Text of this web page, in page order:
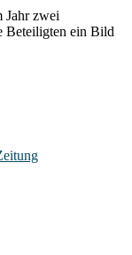
Jahr zwei
Beteiligten ein Bild